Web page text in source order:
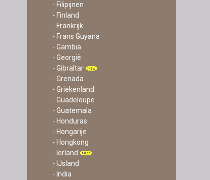
- Filipijnen
- Finland
- Frankrijk
- Frans Guyana
- Gambia
- Georgië
- Gibraltar
- Grenada
- Griekenland
- Guadeloupe
- Guatemala
- Honduras
- Hongarije
- Hongkong
- Ierland
- IJsland
- India